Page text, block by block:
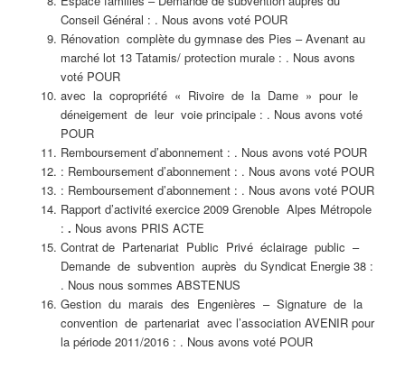
Conseil Général : . Nous avons voté POUR
Rénovation complète du gymnase des Pies – Avenant au
marché lot 13 Tatamis/ protection murale : . Nous avons
voté POUR
avec la copropriété « Rivoire de la Dame » pour le
déneigement de leur voie principale : . Nous avons voté
POUR
Remboursement d’abonnement : . Nous avons voté POUR
: Remboursement d’abonnement : . Nous avons voté POUR
: Remboursement d’abonnement : . Nous avons voté POUR
Rapport d’activité exercice 2009 Grenoble Alpes Métropole
: . Nous avons PRIS ACTE
Contrat de Partenariat Public Privé éclairage public –
Demande de subvention auprès du Syndicat Energie 38 :
. Nous nous sommes ABSTENUS
Gestion du marais des Engenières – Signature de la
convention de partenariat avec l’association AVENIR pour
la période 2011/2016 : . Nous avons voté POUR